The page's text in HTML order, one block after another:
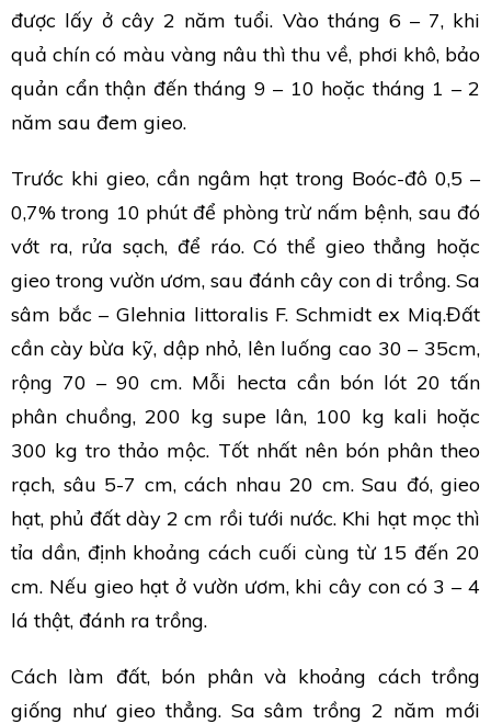
được lấy ở cây 2 năm tuổi. Vào tháng 6 – 7, khi
quả chín có màu vàng nâu thì thu về, phơi khô, bảo
quản cẩn thận đến tháng 9 – 10 hoặc tháng 1 – 2
năm sau đem gieo.
Trước khi gieo, cần ngâm hạt trong Boóc-đô 0,5 –
0,7% trong 10 phút để phòng trừ nấm bệnh, sau đó
vớt ra, rửa sạch, để ráo. Có thể gieo thẳng hoặc
gieo trong vườn ươm, sau đánh cây con di trồng. Sa
sâm bắc – Glehnia littoralis F. Schmidt ex Miq.Đất
cần cày bừa kỹ, dập nhỏ, lên luống cao 30 – 35cm,
rộng 70 – 90 cm. Mỗi hecta cần bón lót 20 tấn
phân chuồng, 200 kg supe lân, 100 kg kali hoặc
300 kg tro thảo mộc. Tốt nhất nên bón phân theo
rạch, sâu 5-7 cm, cách nhau 20 cm. Sau đó, gieo
hạt, phủ đất dày 2 cm rồi tưới nước. Khi hạt mọc thì
tỉa dần, định khoảng cách cuối cùng từ 15 đến 20
cm. Nếu gieo hạt ở vườn ươm, khi cây con có 3 – 4
lá thật, đánh ra trồng.
Cách làm đất, bón phân và khoảng cách trồng
giống như gieo thẳng. Sa sâm trồng 2 năm mới